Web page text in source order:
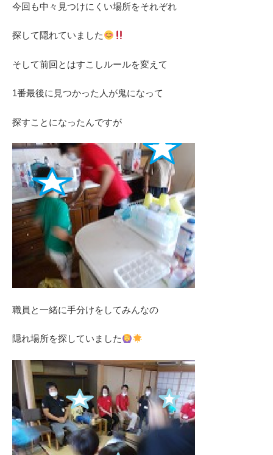
今回も中々見つけにくい場所をそれぞれ
探して隠れていました
そして前回とはすこしルールを変えて
1番最後に見つかった人が鬼になって
探すことになったんですが
職員と一緒に手分けをしてみんなの
隠れ場所を探していました